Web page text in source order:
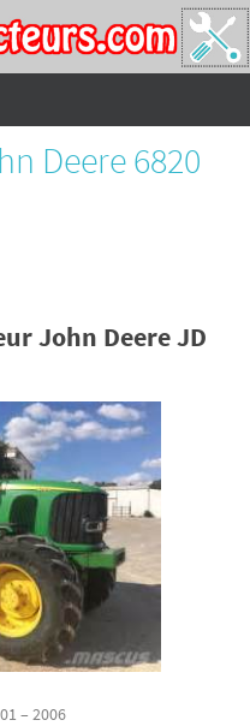
Deere 6820
John Deere JD
– 2006